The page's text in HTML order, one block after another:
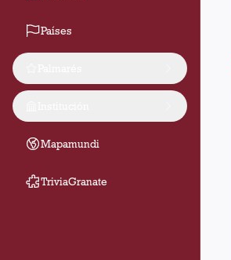
Países
Mapamundi
TriviaGranate